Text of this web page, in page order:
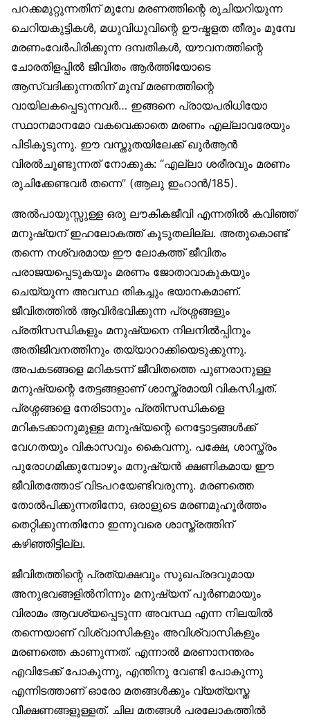
പറക്കമുറ്റുന്നതിന് മുമ്പേ മരണത്തിന്റെ രുചിയറിയുന്ന
ചെറിയകുട്ടികള്‍, മധുവിധുവിന്റെ ഊഷ്മളത തീരും മുമ്പേ
മരണംവേര്‍പിരിക്കുന്ന ദമ്പതികള്‍, യൗവനത്തിന്റെ
ചോരതിളപ്പില്‍ ജീവിതം ആര്‍ത്തിയോടെ
ആസ്വദിക്കുന്നതിന് മുമ്പ് മരണത്തിന്റെ
വായിലകപ്പെടുന്നവര്‍… ഇങ്ങനെ പ്രായപരിധിയോ
സ്ഥാനമാനമോ വകവെക്കാതെ മരണം എല്ലാവരേയും
പിടികൂടുന്നു. ഈ വസ്തുതയിലേക്ക് ഖുര്‍ആന്‍
വിരല്‍ചൂണ്ടുന്നത് നോക്കുക: “എല്ലാ ശരീരവും മരണം
രുചിക്കേണ്ടവര്‍ തന്നെ” (ആലു ഇംറാന്‍/185).
അല്‍പായുസ്സുള്ള ഒരു ലൗകികജീവി എന്നതില്‍ കവിഞ്ഞ്
മനുഷ്യന് ഇഹലോകത്ത് കൂടുതലില്ല. അതുകൊണ്ട്
തന്നെ നശ്വരമായ ഈ ലോകത്ത് ജീവിതം
പരാജയപ്പെടുകയും മരണം ജോതാവാകുകയും
ചെയ്യുന്ന അവസ്ഥ തികച്ചും ഭയാനകമാണ്.
ജീവിതത്തില്‍ ആവിര്‍ഭവിക്കുന്ന പ്രശ്നങ്ങളും
പ്രതിസന്ധികളും മനുഷ്യനെ നിലനില്‍പ്പിനും
അതിജീവനത്തിനും തയ്യാറാക്കിയെടുക്കുന്നു.
അപകടങ്ങളെ മറികടന്ന് ജീവിതത്തെ പുണരാനുള്ള
മനുഷ്യന്റെ തേട്ടങ്ങളാണ് ശാസ്ത്രമായി വികസിച്ചത്.
പ്രശ്നങ്ങളെ നേരിടാനും പ്രതിസന്ധികളെ
മറികടക്കാനുമുള്ള മനുഷ്യന്റെ നെട്ടോട്ടങ്ങള്‍ക്ക്
വേഗതയും വികാസവും കൈവന്നു. പക്ഷേ, ശാസ്ത്രം
പുരോഗമിക്കുമ്പോഴും മനുഷ്യന്‍ ക്ഷണികമായ ഈ
ജീവിതത്തോട് വിടപറയേണ്ടിവരുന്നു. മരണത്തെ
തോല്‍പിക്കുന്നതിനോ, ഒരാളുടെ മരണമുഹൂര്‍ത്തം
തെറ്റിക്കുന്നതിനോ ഇന്നുവരെ ശാസ്ത്രത്തിന്
കഴിഞ്ഞിട്ടില്ല.
ജീവിതത്തിന്റെ പ്രത്യക്ഷവും സുഖപ്രദവുമായ
അനുഭവങ്ങളില്‍നിന്നും മനുഷ്യന് പൂര്‍ണമായും
വിരാമം ആവശ്യപ്പെടുന്ന അവസ്ഥ എന്ന നിലയില്‍
തന്നെയാണ് വിശ്വാസികളും അവിശ്വാസികളും
മരണത്തെ കാണുന്നത്. എന്നാല്‍ മരണാനന്തരം
എവിടേക്ക് പോകുന്നു, എന്തിനു വേണ്ടി പോകുന്നു
എന്നിടത്താണ് ഓരോ മതങ്ങള്‍ക്കും വ്യത്യസ്ത
വീക്ഷണങ്ങളുള്ളത്. ചില മതങ്ങള്‍ പരലോകത്തില്‍